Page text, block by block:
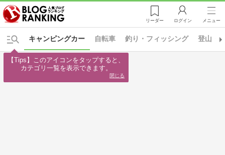
リーダー ログイン メニュー
自転車 釣り・フィッシング 登山・
キャンピングカー
【Tips】このアイコンをタップすると、
カテゴリ一覧を表示できます。
閉じる